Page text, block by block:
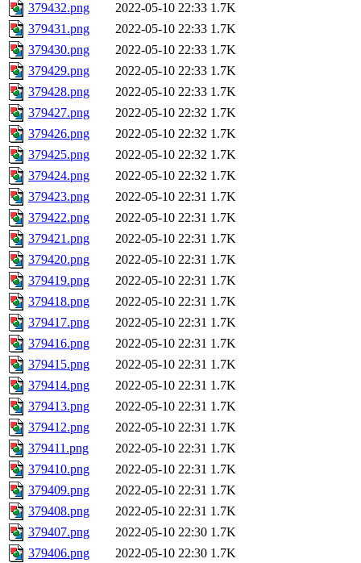
379432.png
2022-05-10 22:33 1.7K
379431.png
2022-05-10 22:33 1.7K
379430.png
2022-05-10 22:33 1.7K
379429.png
2022-05-10 22:33 1.7K
379428.png
2022-05-10 22:33 1.7K
379427.png
2022-05-10 22:32 1.7K
379426.png
2022-05-10 22:32 1.7K
379425.png
2022-05-10 22:32 1.7K
379424.png
2022-05-10 22:32 1.7K
379423.png
2022-05-10 22:31 1.7K
379422.png
2022-05-10 22:31 1.7K
379421.png
2022-05-10 22:31 1.7K
379420.png
2022-05-10 22:31 1.7K
379419.png
2022-05-10 22:31 1.7K
379418.png
2022-05-10 22:31 1.7K
379417.png
2022-05-10 22:31 1.7K
379416.png
2022-05-10 22:31 1.7K
379415.png
2022-05-10 22:31 1.7K
379414.png
2022-05-10 22:31 1.7K
379413.png
2022-05-10 22:31 1.7K
379412.png
2022-05-10 22:31 1.7K
379411.png
2022-05-10 22:31 1.7K
379410.png
2022-05-10 22:31 1.7K
379409.png
2022-05-10 22:31 1.7K
379408.png
2022-05-10 22:31 1.7K
379407.png
2022-05-10 22:30 1.7K
379406.png
2022-05-10 22:30 1.7K